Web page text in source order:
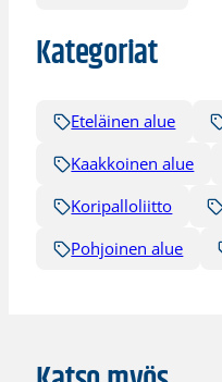
Kategoriat
Eteläinen alue
Kaakkoinen alue
Koripalloliitto
Pohjoinen alue